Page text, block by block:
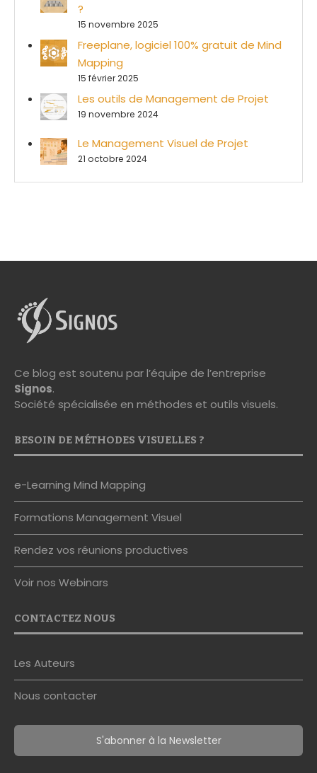
?
15 novembre 2025
Freeplane, logiciel 100% gratuit de Mind
Mapping
15 février 2025
Les outils de Management de Projet
19 novembre 2024
Le Management Visuel de Projet
21 octobre 2024
Ce blog est soutenu par l’équipe de l’entreprise
Signos.
Société spécialisée en méthodes et outils visuels.
BESOIN DE MÉTHODES VISUELLES ?
e-Learning Mind Mapping
Formations Management Visuel
Rendez vos réunions productives
Voir nos Webinars
CONTACTEZ NOUS
Les Auteurs
Nous contacter
S'abonner à la Newsletter